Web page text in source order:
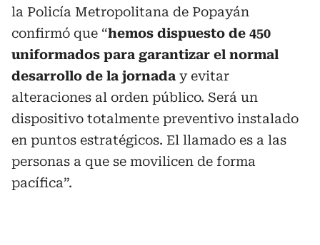
la Policía Metropolitana de Popayán
confirmó que “hemos dispuesto de 450
uniformados para garantizar el normal
desarrollo de la jornada y evitar
alteraciones al orden público. Será un
dispositivo totalmente preventivo instalado
en puntos estratégicos. El llamado es a las
personas a que se movilicen de forma
pacífica”.